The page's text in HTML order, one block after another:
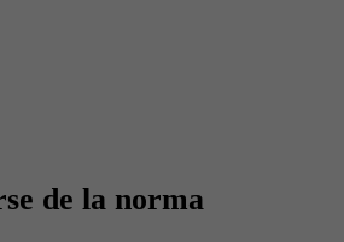
de la norma